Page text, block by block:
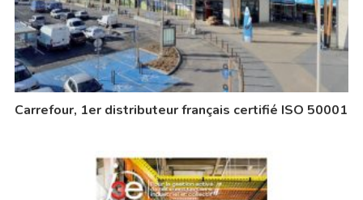
Carrefour, 1er distributeur français certifié ISO 50001